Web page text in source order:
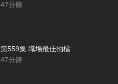
47分鐘
第559集 職場最佳拍檔
47分鐘